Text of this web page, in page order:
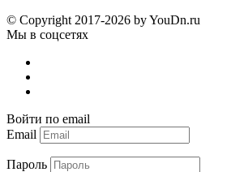
© Copyright 2017-2026 by YouDn.ru
Мы в соцсетях
Войти по email
Email
Пароль